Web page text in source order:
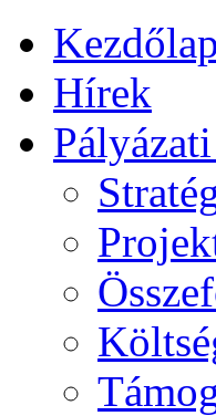
Kezdőlap
Hírek